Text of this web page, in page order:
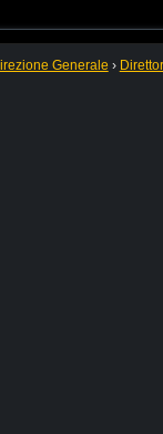
Generale ›